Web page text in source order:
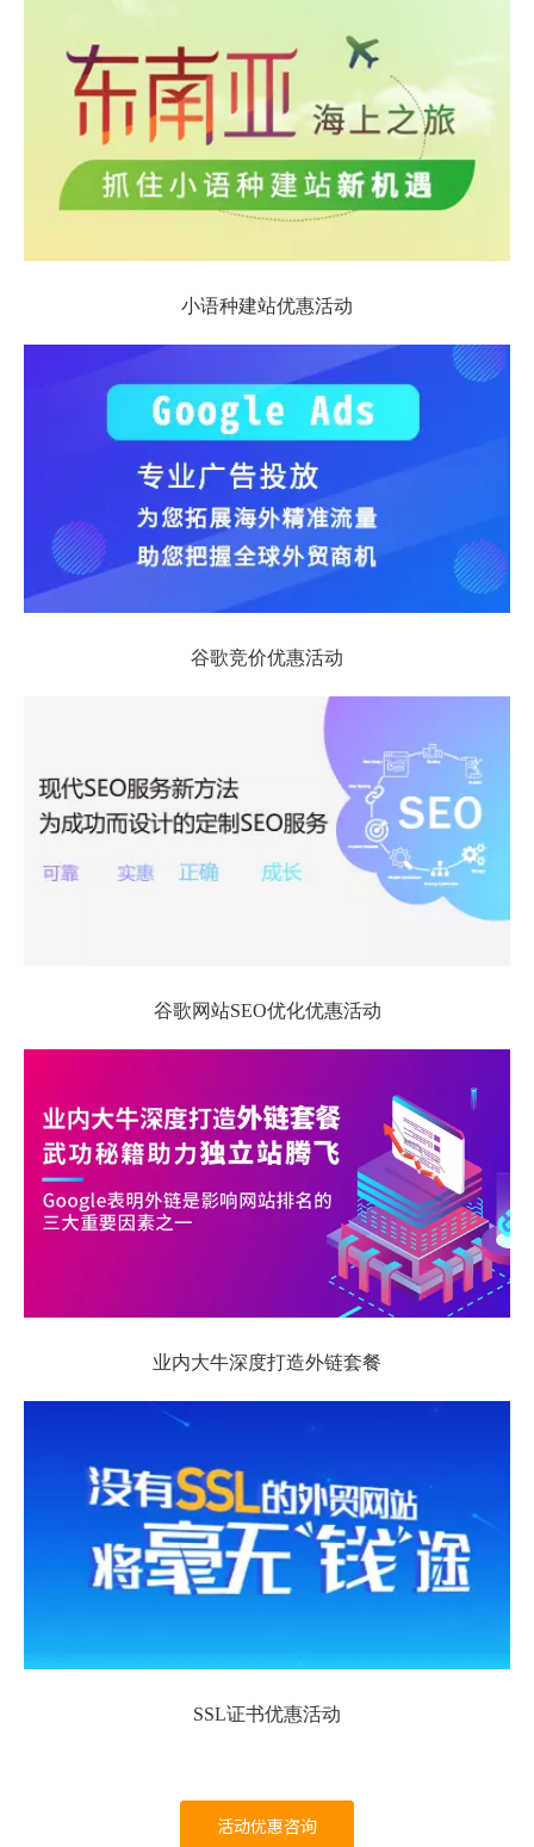
小语种建站优惠活动
谷歌竞价优惠活动
谷歌网站SEO优化优惠活动
业内大牛深度打造外链套餐
SSL证书优惠活动
活动优惠咨询